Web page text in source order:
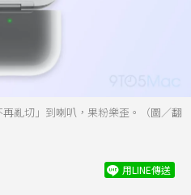
亂切」到喇叭，果粉樂歪。（圖／翻
用LINE傳送